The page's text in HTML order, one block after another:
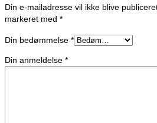
Din e-mailadresse vil ikke blive
markeret med *
Din bedømmelse *
Din anmeldelse *